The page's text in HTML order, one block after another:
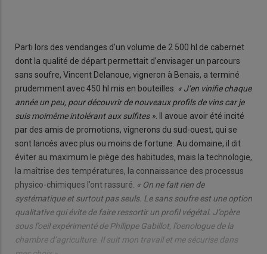
Parti lors des vendanges d’un volume de 2 500 hl de cabernet
dont la qualité de départ permettait d’envisager un parcours
sans soufre, Vincent Delanoue, vigneron à Benais, a terminé
prudemment avec 450 hl mis en bouteilles. « J’en vinifie chaque
année un peu, pour découvrir de nouveaux profils de vins car je
suis moimême intolérant aux sulfites » . Il avoue avoir été incité
par des amis de promotions, vignerons du sud-ouest, qui se
sont lancés avec plus ou moins de fortune. Au domaine, il dit
éviter au maximum le piège des habitudes, mais la technologie,
la maîtrise des températures, la connaissance des processus
physico-chimiques l’ont rassuré. « On ne fait rien de
systématique et surtout pas seuls. Le sans soufre est une option
qualitative qui évite de faire ressortir un profil végétal. J’opère
sous l’oeil expérimenté de Philippe Gabillot, l’oenologue de la
chambre d’agriculture. Il suit mon travail et me sécurise dans